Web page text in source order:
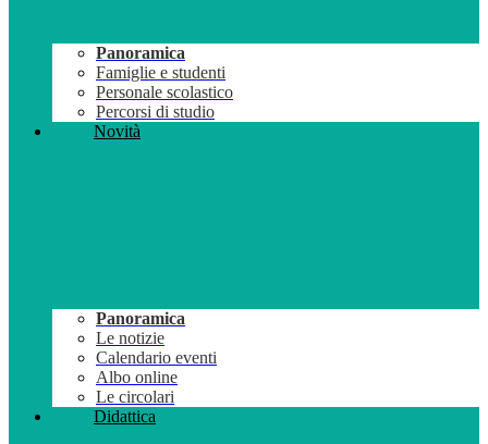
Panoramica
Famiglie e studenti
Personale scolastico
Percorsi di studio
Novità
Panoramica
Le notizie
Calendario eventi
Albo online
Le circolari
Didattica